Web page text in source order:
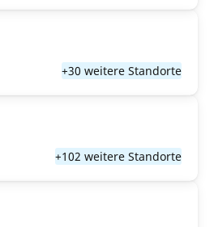
+30 weitere Standorte
+102 weitere Standorte